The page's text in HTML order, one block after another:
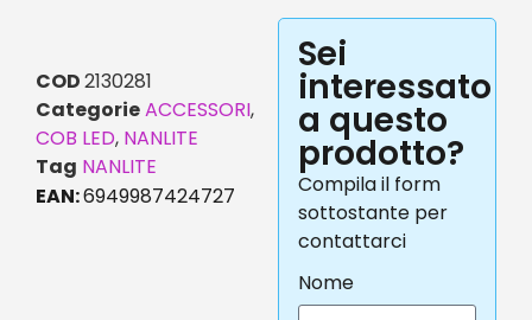
COD2130281
CategorieACCESSORI,
COB LED, NANLITE
Tag NANLITE
EAN:6949987424727
Sei
interessato
a questo
prodotto?
Compila il form
sottostante per
contattarci
Nome